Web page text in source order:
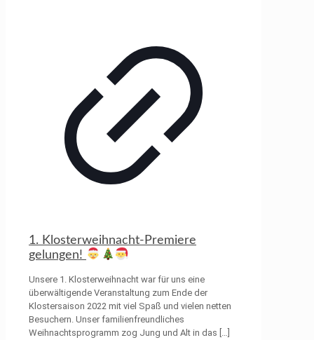
1. Klosterweihnacht-Premiere
gelungen!
Unsere 1. Klosterweihnacht war für uns eine
überwältigende Veranstaltung zum Ende der
Klostersaison 2022 mit viel Spaß und vielen netten
Besuchern. Unser familienfreundliches
Weihnachtsprogramm zog Jung und Alt in das […]